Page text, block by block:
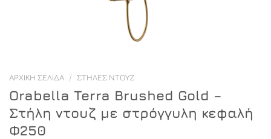
ΑΡΧΙΚΉ ΣΕΛΊΔΑ / ΣΤΉΛΕΣ ΝΤΟΥΖ
Orabella Terra Brushed Gold –
Στήλη ντουζ με στρόγγυλη κεφαλή
Φ250